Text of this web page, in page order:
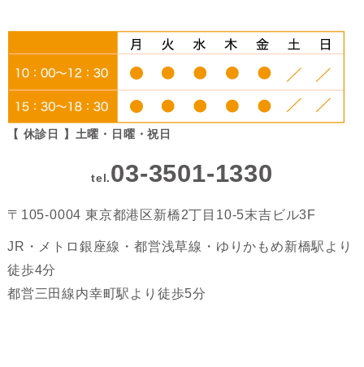
【 休診日 】土曜・日曜・祝日
tel.03-3501-1330
〒105-0004 東京都港区新橋2丁目10-5末吉ビル3F
JR・メトロ銀座線・都営浅草線・ゆりかもめ新橋駅より
徒歩4分
都営三田線内幸町駅より徒歩5分